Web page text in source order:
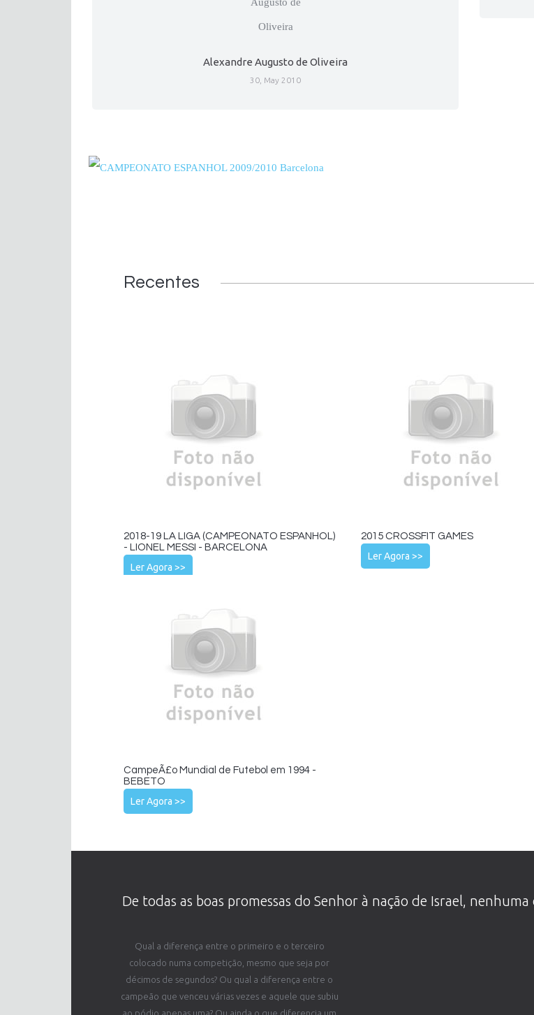
Alexandre Augusto de Oliveira
30, May 2010
Recentes
2018-19 LA LIGA (CAMPEONATO ESPANHOL)
- LIONEL MESSI - BARCELONA
Ler Agora >>
2015 CROSSFIT GAMES
Ler Agora >>
CampeÃ£o Mundial de Futebol em 1994 -
BEBETO
Ler Agora >>
De todas as boas promessas do ­Senhor à nação de Israel,
Qual a diferença entre o primeiro e o terceiro
colocado numa competição, mesmo que seja por
décimos de segundos? Ou qual a diferença entre o
campeão que venceu várias vezes e aquele que subiu
ao pódio apenas uma? Ou ainda o que diferencia um